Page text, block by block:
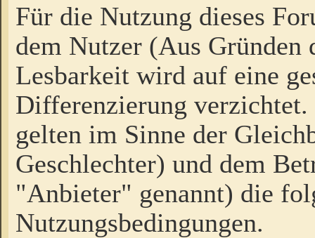
Für die Nutzung dieses
dem Nutzer (Aus Gründen
Lesbarkeit wird auf eine
Differenzierung
gelten im Sinne der
Geschlechter) und dem
"Anbieter" genannt) die
Nutzungsbedingungen.